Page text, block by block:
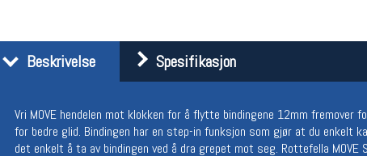
Beskrivelse Spesifikasjon
Vri MOVE hendelen mot klokken for å flytte bindingene 12mm
for bedre glid. Bindingen har en step-in funksjon som gjør at du enkelt
det enkelt å ta av bindingen ved å dra grepet mot seg. Rottefella
Her finner du oss
Oslo Sportslager
Torggata 20
Åpningstider
Man-Fredag:
Lørdag: